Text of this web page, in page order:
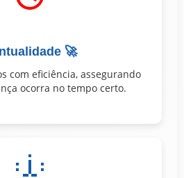
🚀
com eficiência, assegurando
ocorra no tempo certo.